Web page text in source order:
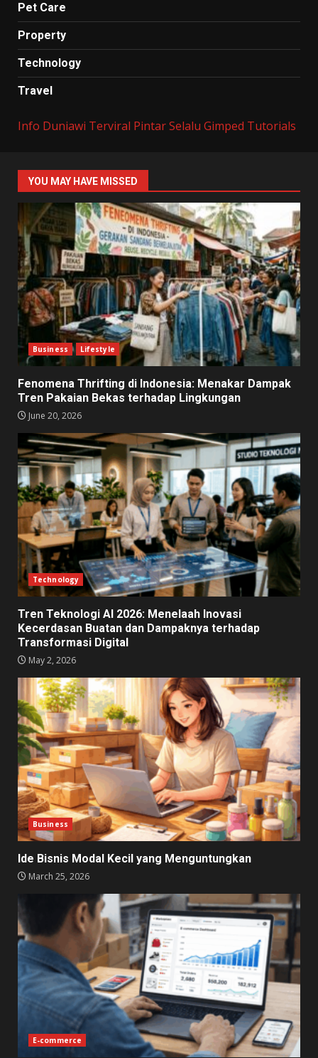
Pet Care
Property
Technology
Travel
Info Duniawi Terviral Pintar Selalu Gimped Tutorials
YOU MAY HAVE MISSED
Business Lifestyle
Fenomena Thrifting di Indonesia: Menakar Dampak
Tren Pakaian Bekas terhadap Lingkungan
June 20, 2026
Technology
Tren Teknologi AI 2026: Menelaah Inovasi
Kecerdasan Buatan dan Dampaknya terhadap
Transformasi Digital
May 2, 2026
Business
Ide Bisnis Modal Kecil yang Menguntungkan
March 25, 2026
E-commerce